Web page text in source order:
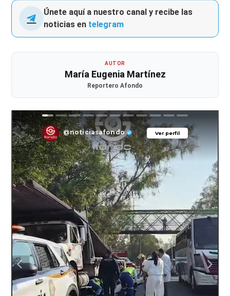
Únete aquí a nuestro canal y recibe las
noticias en telegram
AUTOR
María Eugenia Martínez
Reportero Afondo
Ver perfil
@noticiasafondo Ver perfil